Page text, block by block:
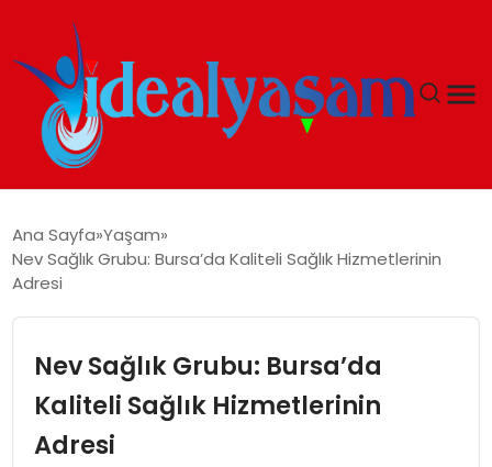
GÜNDEM
İDEAL YAŞAM
İDEAL SPOR
Ana Sayfa Yaşam
Nev Sağlık Grubu: Bursa’da Kaliteli Sağlık Hizmetlerinin
Adresi
Nev Sağlık Grubu: Bursa’da
Kaliteli Sağlık Hizmetlerinin
Adresi